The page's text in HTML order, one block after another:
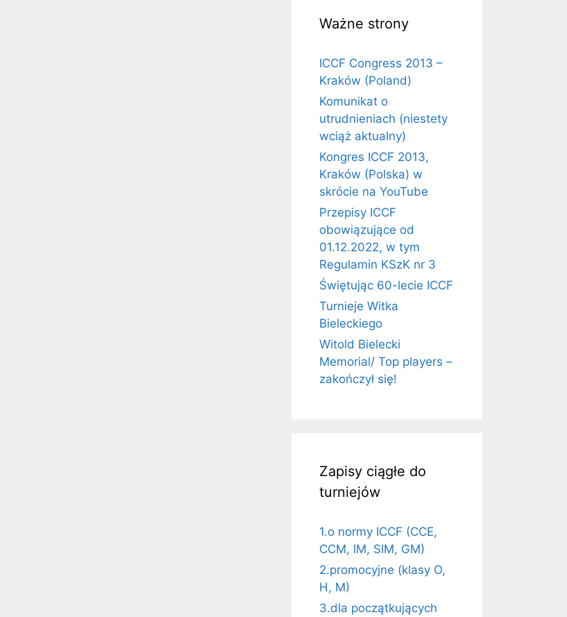
Ważne strony
ICCF Congress 2013 –
Kraków (Poland)
Komunikat o
utrudnieniach (niestety
wciąż aktualny)
Kongres ICCF 2013,
Kraków (Polska) w
skrócie na YouTube
Przepisy ICCF
obowiązujące od
01.12.2022, w tym
Regulamin KSzK nr 3
Świętując 60-lecie ICCF
Turnieje Witka
Bieleckiego
Witold Bielecki
Memorial/ Top players –
zakończył się!
Zapisy ciągłe do
turniejów
1.o normy ICCF (CCE,
CCM, IM, SIM, GM)
2.promocyjne (klasy O,
H, M)
3.dla początkujących